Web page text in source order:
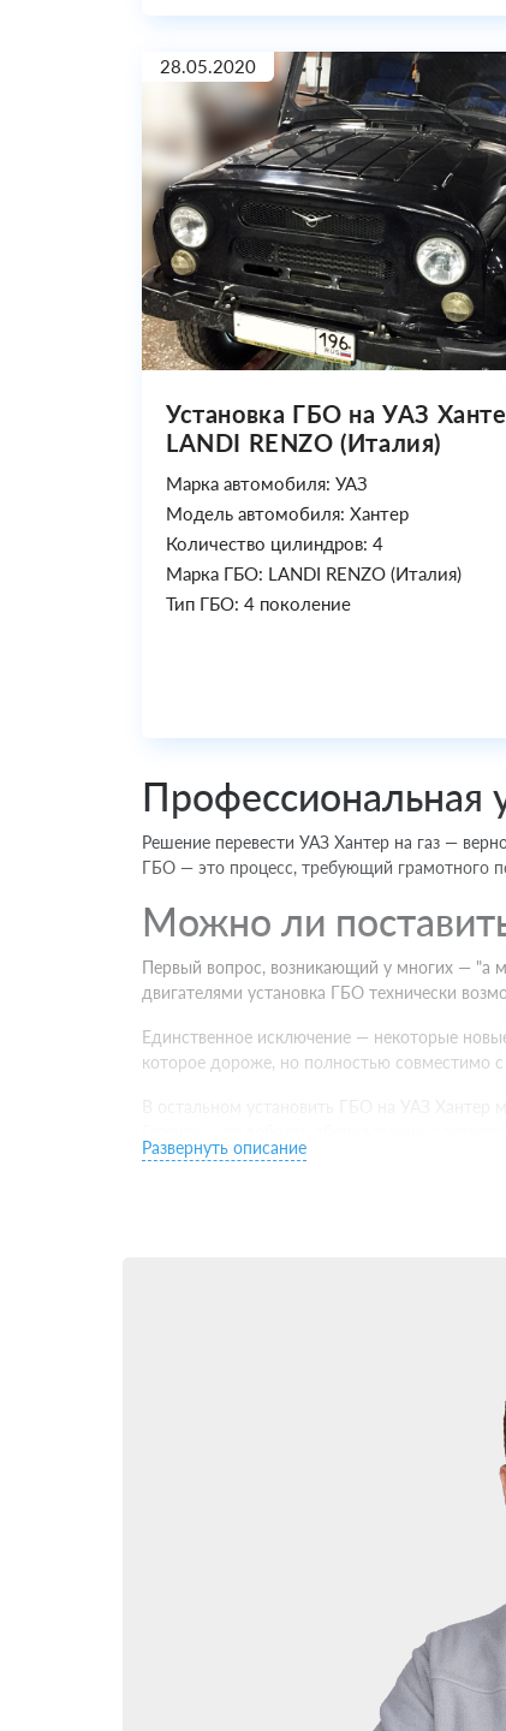
28.05.2020
Установка ГБО на УАЗ
LANDI RENZO (Италия)
Марка автомобиля: УАЗ
Модель автомобиля: Хантер
Количество цилиндров: 4
Марка ГБО: LANDI RENZO (Италия)
Тип ГБО: 4 поколение
Профессиональная
Решение перевести УАЗ Хантер на газ —
ГБО — это процесс, требующий грамотного
Можно ли
Первый вопрос, возникающий у многих — "а
двигателями установка ГБО технически
Единственное исключение — некоторые
которое дороже, но полностью совместимо
Установить ГБО 5 поколения имеет смысл
синхронизируется с родной системой
Установка ГБО на
Когда выбор ГБО для УАЗ Хантер сделан —
центра. Потому что даже самое
Как выбрать надежный сервис для
Опыт работы и количество реально
Сертификаты официального дилера от
Репутацию компании, отзывы реальных
Гарантийные обязательства на оборудование
Уровень клиентского сервиса и
Развернуть описание